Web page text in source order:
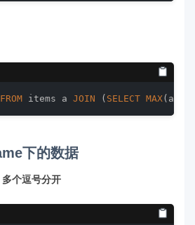
FROM items a JOIN ( SELECT MAX
下的数据
多个逗号分开